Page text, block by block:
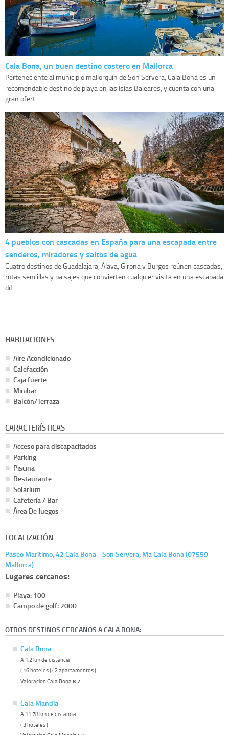
Cala Bona, un buen destino costero en Mallorca
Perteneciente al municipio mallorquín de Son Servera, Cala Bona es un
recomendable destino de playa en las Islas Baleares, y cuenta con una
gran ofert...
4 pueblos con cascadas en España para una escapada entre
senderos, miradores y saltos de agua
Cuatro destinos de Guadalajara, Álava, Girona y Burgos reúnen cascadas,
rutas sencillas y paisajes que convierten cualquier visita en una escapada
dif...
HABITACIONES
Aire Acondicionado
Calefacción
Caja fuerte
Minibar
Balcón/Terraza
CARACTERÍSTICAS
Acceso para discapacitados
Parking
Piscina
Restaurante
Solarium
Cafetería / Bar
Área De Juegos
LOCALIZACIÓN
Paseo Marítimo, 42 Cala Bona - Son Servera, Ma Cala Bona (07559
Mallorca)
Lugares cercanos:
Playa: 100
Campo de golf: 2000
OTROS DESTINOS CERCANOS A CALA BONA:
Cala Bona
A 1.2 km de distancia
( 16 hoteles ) ( 2 apartamentos )
Valoracion Cala Bona 8.7
Cala Mandia
A 11.78 km de distancia
( 3 hoteles )